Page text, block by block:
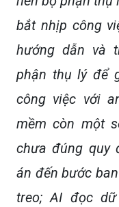
bắt nhịp công
hướng dẫn và
phận thụ lý để
công việc với
mềm còn một
chưa đúng quy
án đến bước
treo; AI đọc